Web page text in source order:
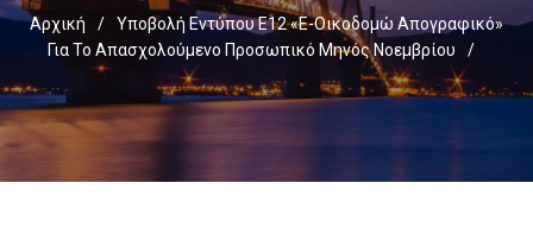
Αρχική /
Υποβολή Εντύπου Ε12 «e-Οικοδομώ Απογραφικό»
Για Το Απασχολούμενο Προσωπικό Μηνός Νοεμβρίου
/